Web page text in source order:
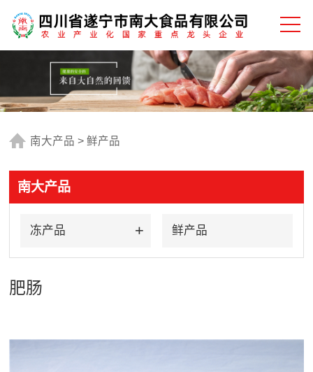
南大产品 >鲜产品
南大产品
冻产品 鲜产品
肥肠